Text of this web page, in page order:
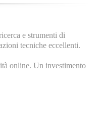
e strumenti di
tecniche eccellenti.
online. Un investimento